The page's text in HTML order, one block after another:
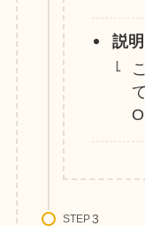
説明
STEP